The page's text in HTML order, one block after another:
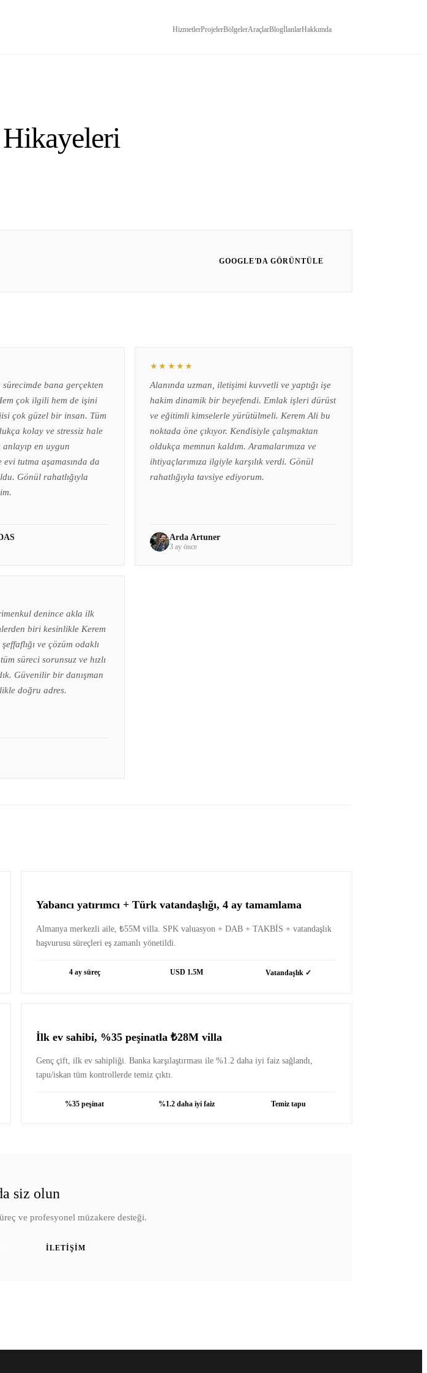
HizmetlerProjelerBölgelerAraçlarBlogİlanlarHakkımda
Hikayeleri
GOOGLE'DA GÖRÜNTÜLE
bana gerçekten
çok ilgili hem de işini
çok güzel bir insan. Tüm
kolay ve stressiz hale
en uygun
tutma aşamasında da
Gönül rahatlığıyla
★★★★★
Alanında uzman, iletişimi kuvvetli ve yaptığı işe
hakim dinamik bir beyefendi. Emlak işleri dürüst
ve eğitimli kimselerle yürütülmeli. Kerem Ali bu
noktada öne çıkıyor. Kendisiyle çalışmaktan
oldukça memnun kaldım. Aramalarımıza ve
ihtiyaçlarımıza ilgiyle karşılık verdi. Gönül
rahatlığıyla tavsiye ediyorum.
Arda Artuner
3 ay önce
denince akla ilk
biri kesinlikle Kerem
ve çözüm odaklı
süreci sorunsuz ve hızlı
Güvenilir bir danışman
doğru adres.
Yabancı yatırımcı + Türk vatandaşlığı, 4 ay tamamlama
Almanya merkezli aile, ₺55M villa. SPK valuasyon + DAB + TAKBİS + vatandaşlık
başvurusu süreçleri eş zamanlı yönetildi.
4 ay süreç USD 1.5M Vatandaşlık ✓
İlk ev sahibi, %35 peşinatla ₺28M villa
Genç çift, ilk ev sahipliği. Banka karşılaştırması ile %1.2 daha iyi faiz sağlandı,
tapu/iskan tüm kontrollerde temiz çıktı.
%35 peşinat %1.2 daha iyi faiz Temiz tapu
siz olun
ve profesyonel müzakere desteği.
İLETIŞIM